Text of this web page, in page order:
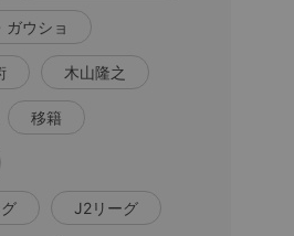
ガウショ
木山隆之
移籍
J2リーグ